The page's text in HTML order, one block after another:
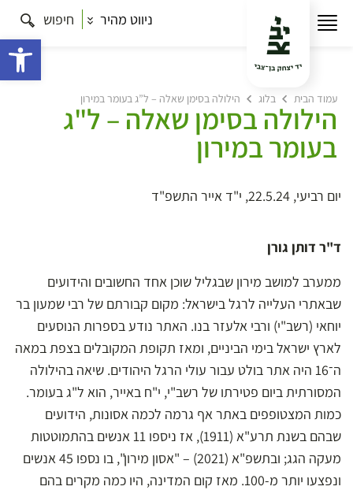
ניווט מהיר חיפוש
עמוד הבית בלוג הילולה בסימן שאלה – ל”ג בעומר במירון
הילולה בסימן שאלה – ל"ג
בעומר במירון
יום רביעי, 22.5.24, י"ד אייר התשפ"ד
ד"ר דותן גורן
ממערב למושב מירון שבגליל שוכן אחד החשובים והידועים
שבאתרי העלייה לרגל בישראל: מקום קבורתם של רבי שמעון בר
יוחאי (רשב"י) ורבי אלעזר בנו. האתר נודע בספרות הנוסעים
לארץ ישראל בימי הביניים, ומאז תקופת המקובלים בצפת במאה
ה־16 היה אתר בולט עבור עולי הרגל היהודים. שיאה בהילולה
המסורתית ביום פטירתו של רשב"י, י"ח באייר, הוא ל"ג בעומר.
כמות המצטופפים באתר אף גרמה לכמה אסונות, הידועים
שבהם בשנת תרע"א (1911), אז ניספו 11 אנשים בהתמוטטות
מעקה הגג; ובתשפ"א (2021) – "אסון מירון", בו נספו 45 אנשים
ונפצעו יותר מ-100. מאז קום המדינה, היו כמה מקרים בהם